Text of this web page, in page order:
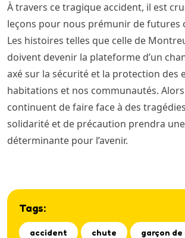
À travers ce tragique accident, il est
leçons pour nous prémunir de futures
Les histoires telles que celle de
doivent devenir la plateforme d’un
axé sur la sécurité et la protection des
habitations et nos communautés.
continuent de faire face à des
solidarité et de précaution prendra
déterminante pour l’avenir.
Tags:
accident chute garçon de